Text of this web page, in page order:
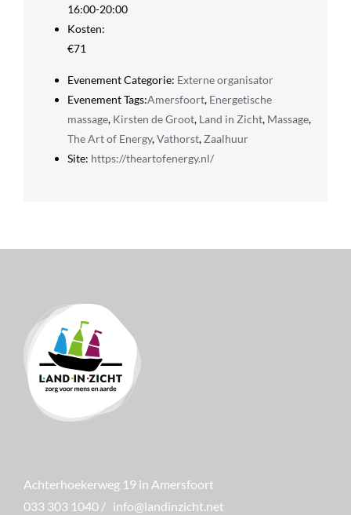
16:00-20:00
Kosten:
€71
Evenement Categorie: Externe organisator
Evenement Tags:Amersfoort, Energetische
massage, Kirsten de Groot, Land in Zicht, Massage,
The Art of Energy,Vathorst, Zaalhuur
Site: https://theartofenergy.nl/
Achterhoekerweg 19 in Amersfoort
033 303 1040 / info@landinzicht.net